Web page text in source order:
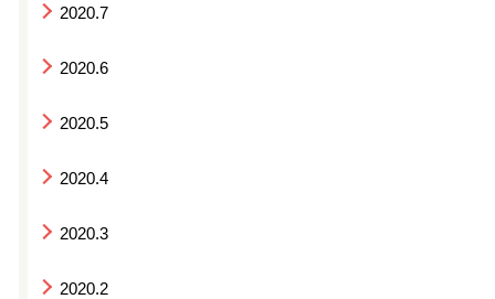
2020.7
2020.6
2020.5
2020.4
2020.3
2020.2